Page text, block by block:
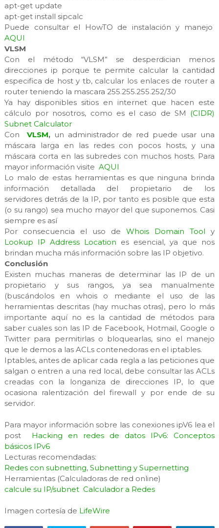
apt-get update
apt-get install sipcalc
Puede consultar el HowTO de instalación y manejo
AQUI
VLSM
Con el método “VLSM” se desperdician menos
direcciones ip porque te permite calcular la cantidad
especifica de host y tb, calcular los enlaces de router a
router teniendo la mascara 255.255.255.252/30
Ya hay disponibles sitios en internet que hacen este
cálculo por nosotros, como es el caso de SM (CIDR)
Subnet Calculator
ConVLSM, un administrador de red puede usar una
máscara larga en las redes con pocos hosts, y una
máscara corta en las subredes con muchos hosts. Para
mayor información visite AQUI
Lo malo de estas herramientas es que ninguna brinda
información detallada del propietario de los
servidores detrás de la IP, por tanto es posible que esta
(o su rango) sea mucho mayor del que suponemos. Casi
siempre es así
Por consecuencia el uso deWhois Domain Tool y
Lookup IP Address Location es esencial, ya que nos
brindan mucha más información sobre las IP objetivo.
Conclusión
Existen muchas maneras de determinar las IP de un
propietario y sus rangos, ya sea manualmente
(buscándolos en whois o mediante el uso de las
herramientas descritas (hay muchas otras), pero lo más
importante aquí no es la cantidad de métodos para
saber cuales son las IP de Facebook, Hotmail, Google o
Twitter para permitirlas o bloquearlas, sino el manejo
que le demos a las ACLs contenedoras en el iptables.
Iptables, antes de aplicar cada regla a las peticiones que
salgan o entren a una red local, debe consultar las ACLs
creadas con la longaniza de direcciones IP, lo que
ocasiona ralentización del firewall y por ende de su
servidor.
Para mayor información sobre las conexiones ipV6 lea el
post Hacking en redes de datos IPv6: Conceptos
básicos IPv6
Lecturas recomendadas:
Redes con subnetting, Subnetting y Supernetting
Herramientas (Calculadoras de red online)
calcule su IP/subnet Calculador a Redes
Imagen cortesía de LifeWire